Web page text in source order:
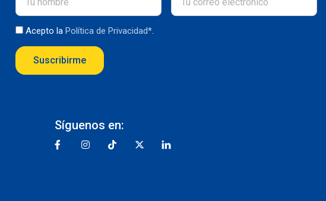
Acepto la Política de Privacidad*.
Suscribirme
Síguenos en: